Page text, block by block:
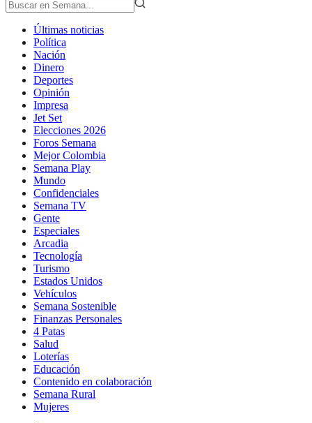
Últimas noticias
Política
Nación
Dinero
Deportes
Opinión
Impresa
Jet Set
Elecciones 2026
Foros Semana
Mejor Colombia
Semana Play
Mundo
Confidenciales
Semana TV
Gente
Especiales
Arcadia
Tecnología
Turismo
Estados Unidos
Vehículos
Semana Sostenible
Finanzas Personales
4 Patas
Salud
Loterías
Educación
Contenido en colaboración
Semana Rural
Mujeres